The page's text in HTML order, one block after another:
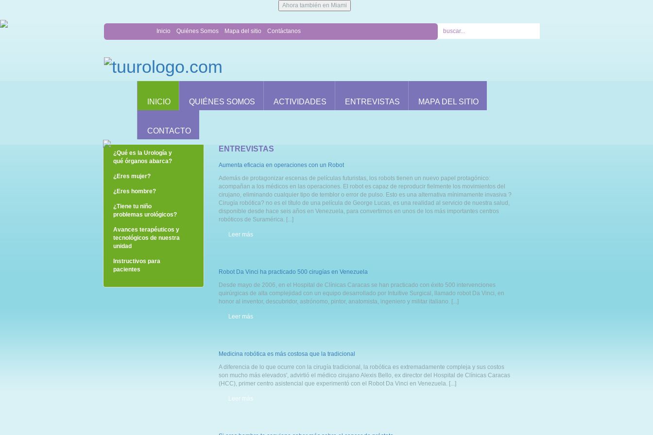
Ahora también en Miami
Contáctanos
Mapa del sitio
Quiénes Somos
Inicio
INICIO QUIÉNES SOMOS ACTIVIDADES ENTREVISTAS MAPA DEL SITIO
CONTACTO
¿Qué es la Urología y
qué órganos abarca?
¿Eres mujer?
¿Eres hombre?
¿Tiene tu niño
problemas urológicos?
Avances terapéuticos y
tecnológicos de nuestra
unidad
Instructivos para
pacientes
ENTREVISTAS
Aumenta eficacia en operaciones con un Robot
Además de protagonizar escenas de películas futuristas, los robots tienen un nuevo papel protagónico:
acompañan a los médicos en las operaciones. El robot es capaz de reproducir fielmente los movimientos del
cirujano, eliminando cualquier tipo de temblor o error de pulso. Esto es una alternativa mínimamente invasiva ?
Cirugía robótica? no es el título de una película de George Lucas, es una realidad al servicio de nuestra salud,
disponible desde hace seis años en Venezuela, para convertirnos en unos de los más importantes centros
robóticos de Suramérica. [...]
Leer más
Robot Da Vinci ha practicado 500 cirugías en Venezuela
Desde mayo de 2006, en el Hospital de Clínicas Caracas se han practicado con éxito 500 intervenciones
quirúrgicas de alta complejidad con un equipo desarrollado por Intuitive Surgical, llamado robot Da Vinci, en
honor al inventor, descubridor, astrónomo, pintor, anatomista, ingeniero y militar italiano. [...]
Leer más
Medicina robótica es más costosa que la tradicional
A diferencia de lo que ocurre con la cirugía tradicional, la robótica es extremadamente compleja y sus costos
son mucho más elevados', advirtió el médico cirujano Alexis Bello, ex director del Hospital de Clínicas Caracas
(HCC), primer centro asistencial que experimentó con el Robot Da Vinci en Venezuela. [...]
Leer más